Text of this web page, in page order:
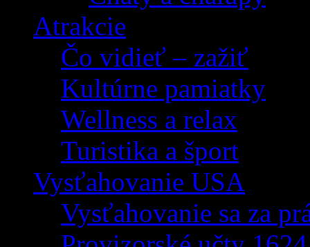
Atrakcie
Čo vidieť – zažiť
Kultúrne pamiatky
Wellness a relax
Turistika a šport
Vysťahovanie USA
Vysťahovanie sa za